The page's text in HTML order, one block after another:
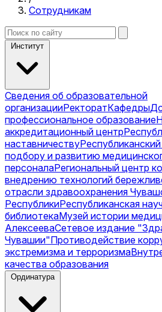
Сотрудникам
Институт
Сведения об образовательной
организацииРекторатКафедры
профессиональное образование
аккредитационный центр
наставничеству
подбору и развитию
персоналаРегиональный центр
внедрению технологий
отрасли здравоохранения
РеспубликиРеспубликанская
библиотекаМузей истории
АлексееваСетевое издание
Чувашии"Противодействие
экстремизма и терроризма
качества образования
Ординатура